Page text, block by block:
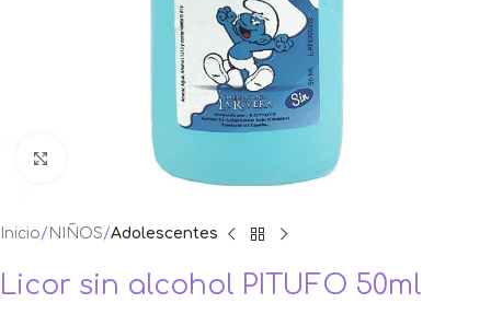
Ampliar foto
Inicio NIÑOS Adolescentes
Licor sin alcohol PITUFO 50ml